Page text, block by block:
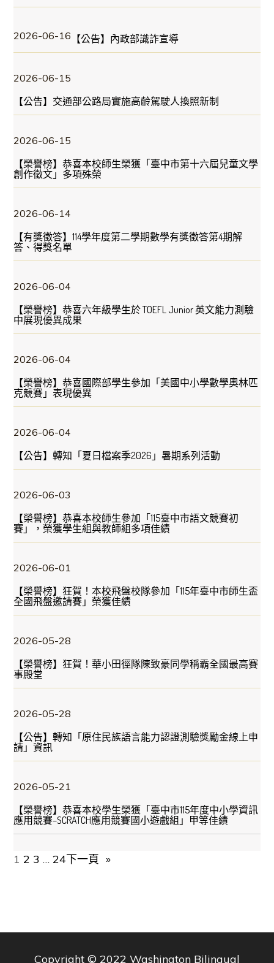
2026-06-16 【公告】內政部識詐宣導
2026-06-15
【公告】交通部公路局實施高齡駕駛人換照新制
2026-06-15
【榮譽榜】恭喜本校師生榮獲「臺中市第十六屆兒童文學
創作徵文」多項殊榮
2026-06-14
【有獎徵答】114學年度第二學期數學有獎徵答第4期解
答、得獎名單
2026-06-04
【榮譽榜】恭喜六年級學生於 TOEFL Junior 英文能力測驗
中展現優異成果
2026-06-04
【榮譽榜】恭喜國際部學生參加「美國中小學數學奧林匹
克競賽」表現優異
2026-06-04
【公告】轉知「夏日檔案季2026」暑期系列活動
2026-06-03
【榮譽榜】恭喜本校師生參加「115臺中市語文競賽初
賽」，榮獲學生組與教師組多項佳績
2026-06-01
【榮譽榜】狂賀！本校飛盤校隊參加「115年臺中市師生盃
全國飛盤邀請賽」榮獲佳績
2026-05-28
【榮譽榜】狂賀！華小田徑隊陳致豪同學稱霸全國最高賽
事殿堂
2026-05-28
【公告】轉知「原住民族語言能力認證測驗獎勵金線上申
請」資訊
2026-05-21
【榮譽榜】恭喜本校學生榮獲「臺中市115年度中小學資訊
應用競賽–SCRATCH應用競賽國小遊戲組」甲等佳績
1 2 3 … 24下一頁 »
Copyright © 2022 Washington Bilingual